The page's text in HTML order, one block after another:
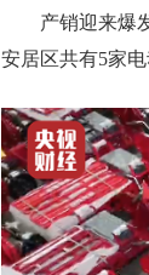
产销迎来爆发
安居区共有5家